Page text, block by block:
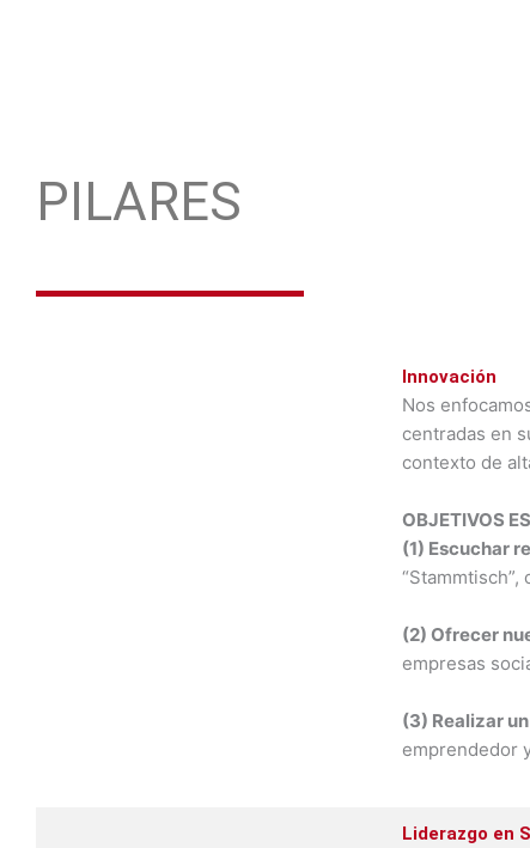
PILARES
Innovación
Nos
centradas en
contexto de
OBJETIVOS
(1) Escuchar
(2) Ofrecer
empresas
(3) Realizar
emprendedor
Liderazgo en